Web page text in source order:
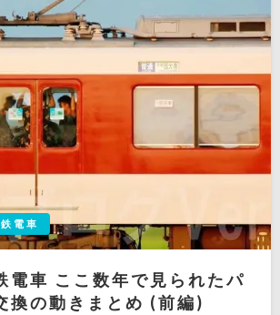
電車
電車 ここ数年で見られたパ
換の動きまとめ (前編)